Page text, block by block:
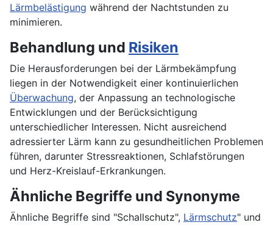
Lärmbelästigung während der Nachtstunden zu
minimieren.
Behandlung und Risiken
Die Herausforderungen bei der Lärmbekämpfung
liegen in der Notwendigkeit einer kontinuierlichen
Überwachung, der Anpassung an technologische
Entwicklungen und der Berücksichtigung
unterschiedlicher Interessen. Nicht ausreichend
adressierter Lärm kann zu gesundheitlichen Problemen
führen, darunter Stressreaktionen, Schlafstörungen
und Herz-Kreislauf-Erkrankungen.
Ähnliche Begriffe und Synonyme
Ähnliche Begriffe sind "Schallschutz", Lärmschutz" und